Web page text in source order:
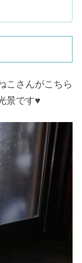
こさんがこちら
景です♥